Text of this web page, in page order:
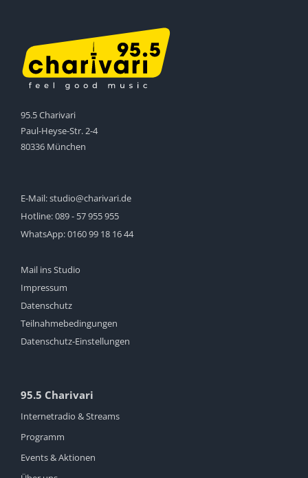
95.5 Charivari
Paul-Heyse-Str. 2-4
80336 München
E-Mail:studio@charivari.de
Hotline:089 - 57 955 955
WhatsApp:0160 99 18 16 44
Mail ins Studio
Impressum
Datenschutz
Teilnahmebedingungen
Datenschutz-Einstellungen
95.5 Charivari
Internetradio & Streams
Programm
Events & Aktionen